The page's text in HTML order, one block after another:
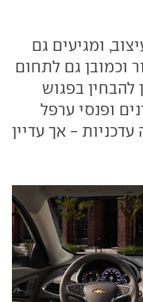
ומגיעים גם
וכמובן גם לתחום
להבחין בפגוש
ופנסי ערפל
- אך עדיין